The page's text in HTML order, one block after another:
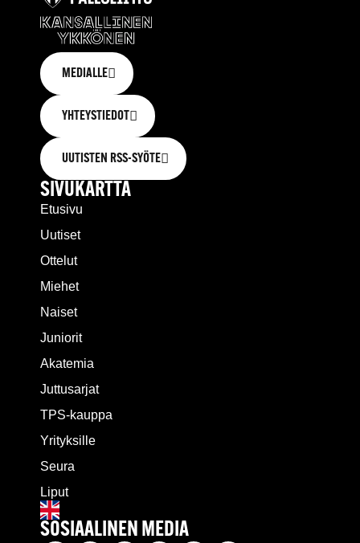
MEDIALLE
YHTEYSTIEDOT
UUTISTEN RSS-SYÖTE
SIVUKARTTA
Etusivu
Uutiset
Ottelut
Miehet
Naiset
Juniorit
Akatemia
Juttusarjat
TPS-kauppa
Yrityksille
Seura
Liput
SOSIAALINEN MEDIA